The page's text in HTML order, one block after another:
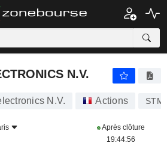
N.V.
N.V.
N.V. Actions
Après clôture
19:44:56